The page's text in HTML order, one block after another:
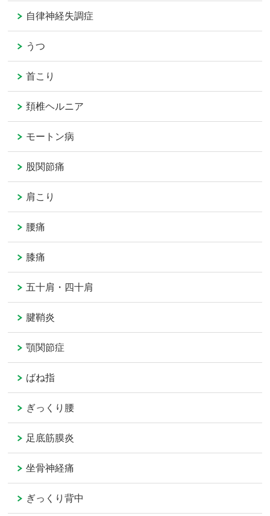
自律神経失調症
うつ
首こり
頚椎ヘルニア
モートン病
股関節痛
肩こり
腰痛
膝痛
五十肩・四十肩
腱鞘炎
顎関節症
ばね指
ぎっくり腰
足底筋膜炎
坐骨神経痛
ぎっくり背中